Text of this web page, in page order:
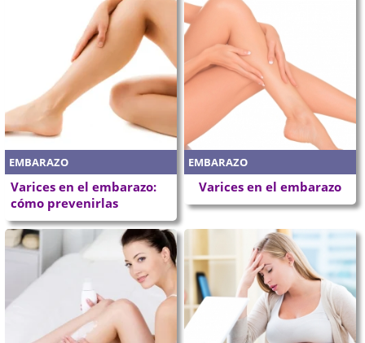
EMBARAZO
Varices en el embarazo:
cómo prevenirlas
EMBARAZO
Varices en el embarazo